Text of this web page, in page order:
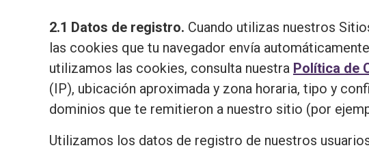
2.1 Datos de registro. Cuando utilizas nuestros
las cookies que tu navegador envía
utilizamos las cookies, consulta nuestra Política de
(IP), ubicación aproximada y zona horaria, tipo y
dominios que te remitieron a nuestro sitio (por
Utilizamos los datos de registro de nuestros